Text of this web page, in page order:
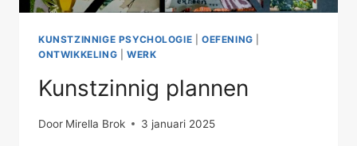
KUNSTZINNIGE PSYCHOLOGIE |OEFENING
ONTWIKKELING
WERK
Kunstzinnig plannen
Door Mirella Brok 3 januari 2025